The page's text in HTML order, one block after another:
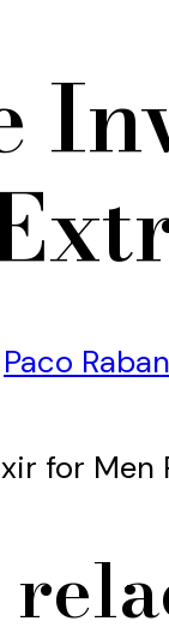
Paco
for Men